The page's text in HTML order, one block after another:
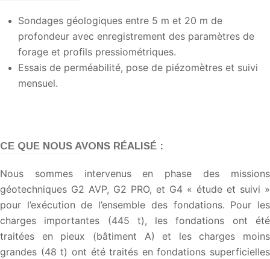
Sondages géologiques entre 5 m et 20 m de
profondeur avec enregistrement des paramètres de
forage et profils pressiométriques.
Essais de perméabilité, pose de piézomètres et suivi
mensuel.
CE QUE NOUS AVONS RÉALISÉ :
Nous sommes intervenus en phase des missions
géotechniques G2 AVP, G2 PRO, et G4 « étude et suivi »
pour l’exécution de l’ensemble des fondations. Pour les
charges importantes (445 t), les fondations ont été
traitées en pieux (bâtiment A) et les charges moins
grandes (48 t) ont été traités en fondations superficielles